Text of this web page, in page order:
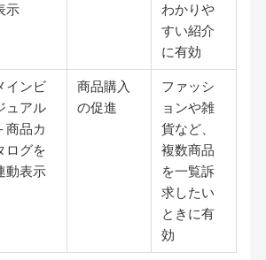
示
わかりや
すい紹介
に有効
インビ
ュアル
商品カ
ログを
動表示
商品購入
の促進
ファッシ
ョンや雑
貨など、
複数商品
を一覧訴
求したい
ときに有
効